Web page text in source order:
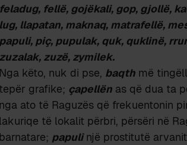
feladug, fellë, gojëkali, gop, gjollë,
lug, llapatan, maknaq, matrafellë,
papuli, piç, pupulak, quk, quklinë,
zuzalak, zuzë, zymilek.
Nga këto, nuk di pse, baqth më
tepër grafike; çapellën as që dua ta
nga ato të Raguzës që frekuentonin
lakuriqe të lokalit përbri, përsëri në
barnatare; papulinjë prostitutë